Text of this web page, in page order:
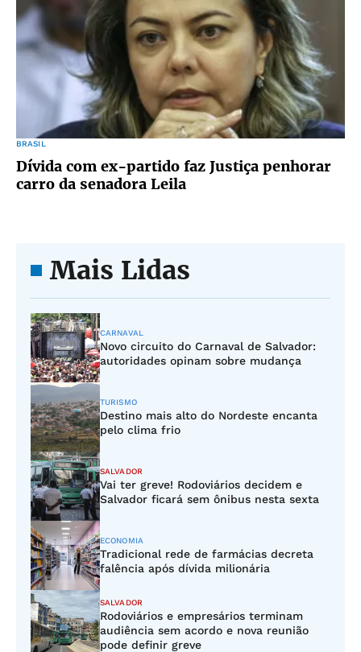
BRASIL
Dívida com ex-partido faz Justiça penhorar
carro da senadora Leila
Mais Lidas
CARNAVAL
Novo circuito do Carnaval de Salvador:
autoridades opinam sobre mudança
TURISMO
Destino mais alto do Nordeste encanta
pelo clima frio
SALVADOR
Vai ter greve! Rodoviários decidem e
Salvador ficará sem ônibus nesta sexta
ECONOMIA
Tradicional rede de farmácias decreta
falência após dívida milionária
SALVADOR
Rodoviários e empresários terminam
audiência sem acordo e nova reunião
pode definir greve